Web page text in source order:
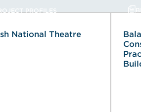
PROFILES
National Theatre